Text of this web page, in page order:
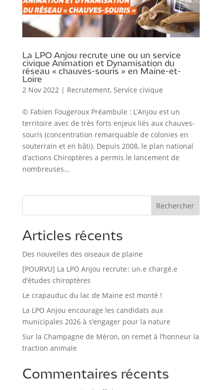
La LPO Anjou recrute une ou un service
civique Animation et Dynamisation du
réseau « chauves-souris » en Maine-et-
Loire
2 Nov 2022 | Recrutement, Service civique
© Fabien Fougeroux Préambule : L’Anjou est un
territoire avec de très forts enjeux liés aux chauves-
souris (concentration remarquable de colonies en
souterrain et en bâti). Depuis 2008, le plan national
d’actions Chiroptères a permis le lancement de
nombreuses...
Rechercher
Articles récents
Des nouvelles des oiseaux de plaine
[POURVU] La LPO Anjou recrute : un.e chargé.e
d’études chiroptères
Le crapauduc du lac de Maine est monté !
La LPO Anjou encourage les candidats aux
municipales 2026 à s’engager pour la nature
Sur la Champagne de Méron, on remet à l’honneur la
traction animale
Commentaires récents